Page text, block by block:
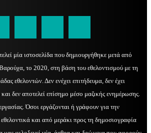
μία ιστοσελίδα που δημιουργήθηκε μετά από
το 2020, στη βάση του εθελοντισμού με τη
εθελοντών. Δεν ενέχει επιτήδευμα, δεν έχει
δεν αποτελεί επίσημο μέσο μαζικής ενημέρωσης.
Όσοι εργάζονται ή γράφουν για την
και από μεράκι προς τη δημοσιογραφία